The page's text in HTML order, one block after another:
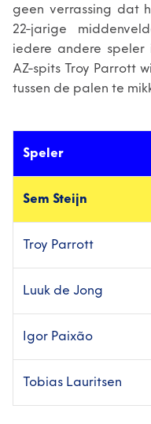
geen verrassing dat
22-jarige
iedere andere speler
AZ-spits Troy Parrott
tussen de palen te
Speler
Sem Steijn
Troy Parrott
Luuk de Jong
Igor Paixão
Tobias Lauritsen